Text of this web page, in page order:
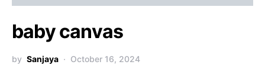
baby canvas
by Sanjaya October 16, 2024